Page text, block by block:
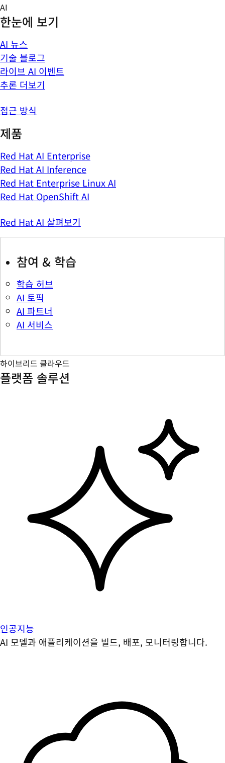
Skip
to
content
AI
한눈에 보기
AI 뉴스
기술 블로그
라이브 AI 이벤트
추론 더보기
접근 방식
제품
Red Hat AI Enterprise
Red Hat AI Inference
Red Hat Enterprise Linux AI
Red Hat OpenShift AI
Red Hat AI 살펴보기
참여 & 학습
학습 허브
AI 토픽
AI 파트너
AI 서비스
하이브리드 클라우드
플랫폼 솔루션
인공지능
AI 모델과 애플리케이션을 빌드, 배포, 모니터링합니다.